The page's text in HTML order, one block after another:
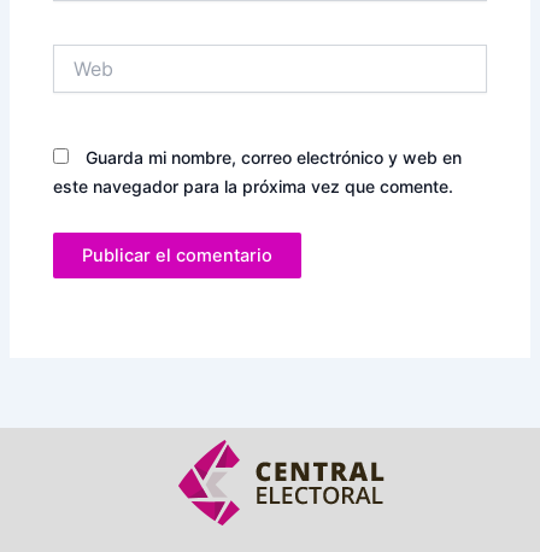
Guarda mi nombre, correo electrónico y web en
este navegador para la próxima vez que comente.